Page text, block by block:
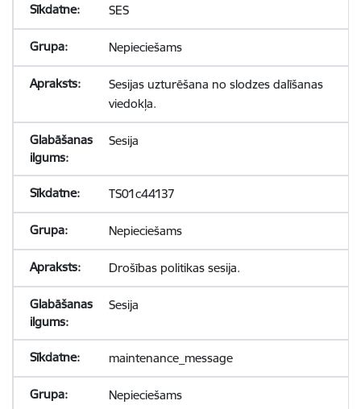
SES
Nepieciešams
Sesijas uzturēšana no slodzes dalīšanas
viedokļa.
Sesija
TS01c44137
Nepieciešams
Drošības politikas sesija.
Sesija
maintenance_message
Nepieciešams